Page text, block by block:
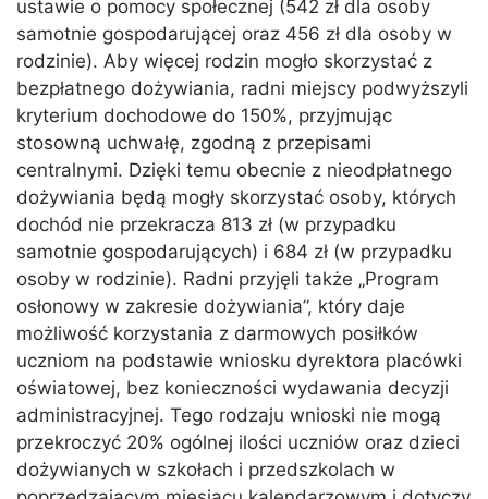
ustawie o pomocy społecznej (542 zł dla osoby
samotnie gospodarującej oraz 456 zł dla osoby w
rodzinie). Aby więcej rodzin mogło skorzystać z
bezpłatnego dożywiania, radni miejscy podwyższyli
kryterium dochodowe do 150%, przyjmując
stosowną uchwałę, zgodną z przepisami
centralnymi. Dzięki temu obecnie z nieodpłatnego
dożywiania będą mogły skorzystać osoby, których
dochód nie przekracza 813 zł (w przypadku
samotnie gospodarujących) i 684 zł (w przypadku
osoby w rodzinie). Radni przyjęli także „Program
osłonowy w zakresie dożywiania”, który daje
możliwość korzystania z darmowych posiłków
uczniom na podstawie wniosku dyrektora placówki
oświatowej, bez konieczności wydawania decyzji
administracyjnej. Tego rodzaju wnioski nie mogą
przekroczyć 20% ogólnej ilości uczniów oraz dzieci
dożywianych w szkołach i przedszkolach w